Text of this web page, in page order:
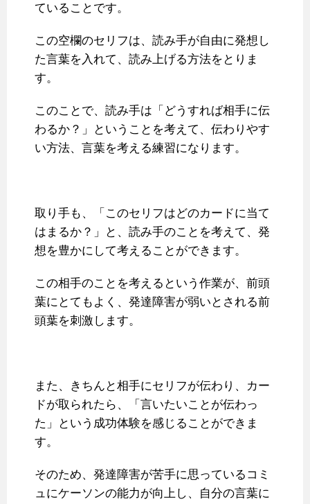
ていることです。
この空欄のセリフは、読み手が自由に発想し
た言葉を入れて、読み上げる方法をとりま
す。
このことで、読み手は「どうすれば相手に伝
わるか？」ということを考えて、伝わりやす
い方法、言葉を考える練習になります。
取り手も、「このセリフはどのカードに当て
はまるか？」と、読み手のことを考えて、発
想を豊かにして考えることができます。
この相手のことを考えるという作業が、前頭
葉にとてもよく、発達障害が弱いとされる前
頭葉を刺激します。
また、きちんと相手にセリフが伝わり、カー
ドが取られたら、「言いたいことが伝わっ
た」という成功体験を感じることができま
す。
そのため、発達障害が苦手に思っているコミ
ュにケーソンの能力が向上し、自分の言葉に